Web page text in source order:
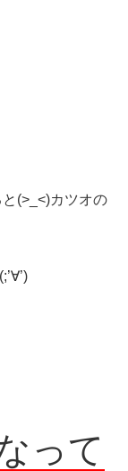
(>_<)カツオの
って